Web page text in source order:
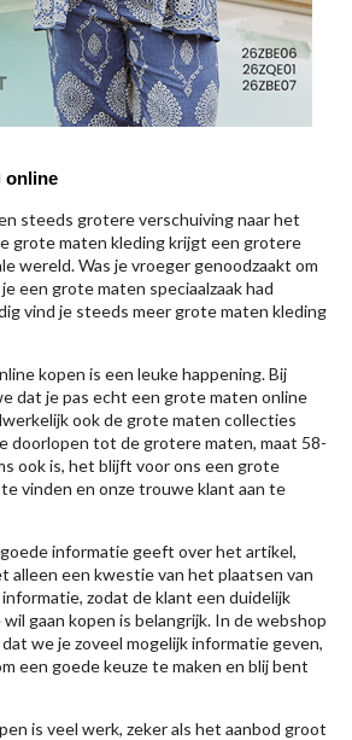
online
steeds grotere verschuiving naar het
grote maten kleding krijgt een grotere
wereld. Was je vroeger genoodzaakt om
een grote maten speciaalzaak had
vind je steeds meer grote maten kleding
kopen is een leuke happening. Bij
dat je pas echt een grote maten online
ook de grote maten collecties
doorlopen tot de grotere maten, maat 58-
ook is, het blijft voor ons een grote
vinden en onze trouwe klant aan te
informatie geeft over het artikel,
alleen een kwestie van het plaatsen van
zodat de klant een duidelijk
gaan kopen is belangrijk. In de webshop
we je zoveel mogelijk informatie geven,
een goede keuze te maken en blij bent
is veel werk, zeker als het aanbod groot